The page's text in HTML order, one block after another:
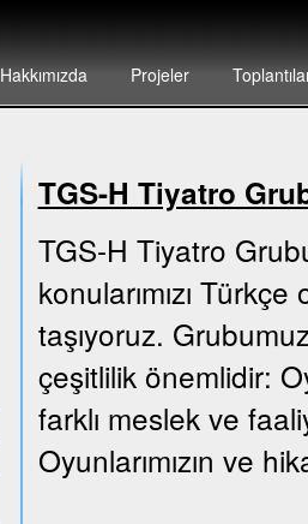
Hakkımızda Projeler
TGS-H Tiyatro
TGS-H Tiyatro
konularımızı
taşıyoruz.
çeşitlilik önemlidir:
farklı meslek ve
Oyunlarımızın ve